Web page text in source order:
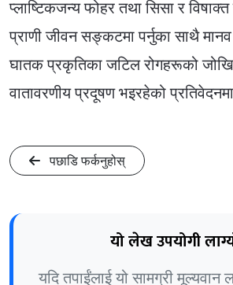
प्लाष्टिकजन्य फोहर तथा सिसा र
प्राणी जीवन सङ्कटमा पर्नुका साथै
घातक प्रकृतिका जटिल रोगहरूको
वातावरणीय प्रदूषण भइरहेको
पछाडि फर्कनुहोस्
यो लेख उपयोगी
यदि तपाईंलाई यो सामग्री मूल्यवान